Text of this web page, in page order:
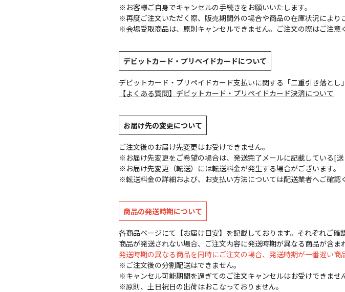
※お客様ご自身でキャンセルの手続きをお願いいたします。
※再度ご注文いただく際、販売期間外の場合や商品の在庫状況により
※会場受取商品は、原則キャンセルできません。ご注文の際はご注意
デビットカード・プリペイドカードについて
デビットカード・プリペイドカード支払いに関する「二重引き落と
【よくある質問】デビットカード・プリペイドカード決済について
お届け先の変更について
ご注文後のお届け先変更はお受けできません。
※お届け先変更をご希望の場合は、発送完了メールに記載している[
※お届け先変更（転送）には転送料金が発生する場合がございます。
※転送料金の詳細および、お支払い方法については配送業者へご確認
商品の発送時期について
各商品ページにて【お届け目安】を記載しております。それぞれご確
商品が発送されない場合、ご注文内容に発送時期が異なる商品が含ま
発送時期の異なる商品を同時にご注文の場合、発送時期が一番遅い商
※ご注文後の分割配送はできません。
※キャンセル可能期間を過ぎてのご注文キャンセルはお受けできませ
※原則、土日祝日の出荷はおこなっておりません。